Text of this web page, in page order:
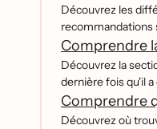
Découvrez les
recommandations
Comprendre
Découvrez la
dernière fois qu'il a
Comprendre
Découvrez où